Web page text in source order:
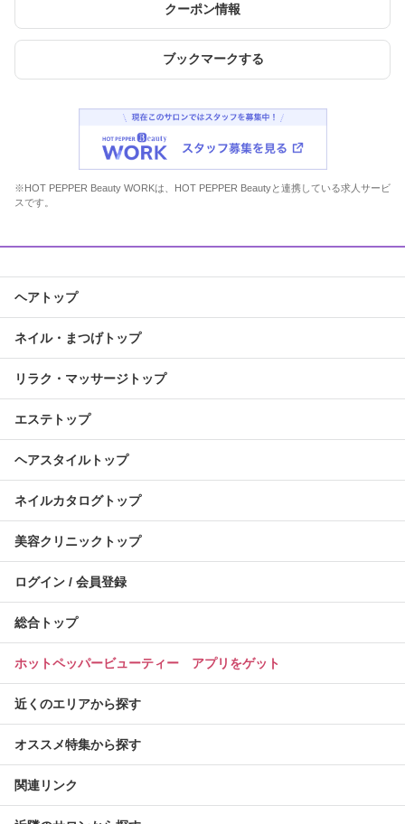
クーポン情報
ブックマークする
※HOT PEPPER Beauty WORKは、HOT PEPPER Beautyと連携している求人サービ
スです。
ヘアトップ
ネイル・まつげトップ
リラク・マッサージトップ
エステトップ
ヘアスタイルトップ
ネイルカタログトップ
美容クリニックトップ
ログイン / 会員登録
総合トップ
ホットペッパービューティー アプリをゲット
近くのエリアから探す
オススメ特集から探す
関連リンク